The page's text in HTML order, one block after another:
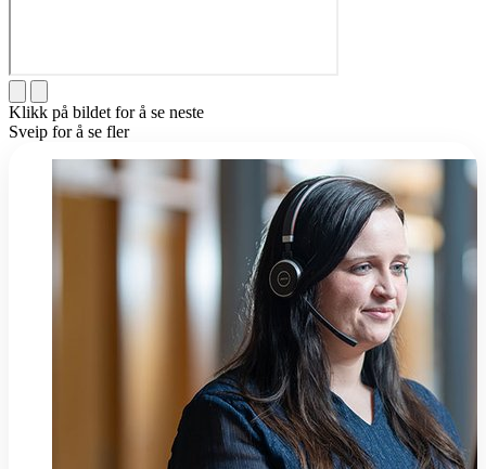
Klikk på bildet for å se neste
Sveip for å se fler